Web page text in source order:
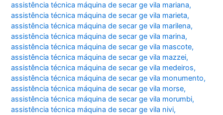
assistência técnica máquina de secar ge vila mariana,
assistência técnica máquina de secar ge vila marieta,
assistência técnica máquina de secar ge vila marilena,
assistência técnica máquina de secar ge vila marina,
assistência técnica máquina de secar ge vila mascote,
assistência técnica máquina de secar ge vila mazzei,
assistência técnica máquina de secar ge vila medeiros,
assistência técnica máquina de secar ge vila monumento,
assistência técnica máquina de secar ge vila morse,
assistência técnica máquina de secar ge vila morumbi,
assistência técnica máquina de secar ge vila nivi,